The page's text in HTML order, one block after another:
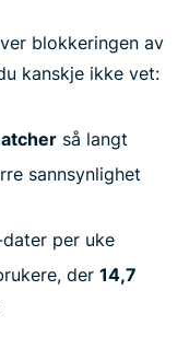
blokkeringen av
kanskje ikke vet:
så langt
sannsynlighet
per uke
der 14,7